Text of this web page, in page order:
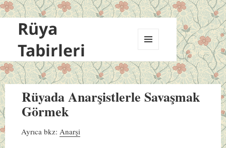
Rüya
Tabirleri
VE
BILEŞENLER
Rüyada Anarşistlerle Savaşmak
Görmek
Ayrıca bkz: Anarşi